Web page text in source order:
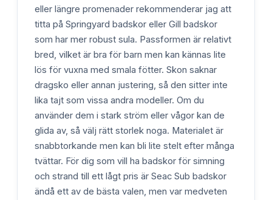
eller längre promenader rekommenderar jag att
titta på Springyard badskor eller Gill badskor
som har mer robust sula. Passformen är relativt
bred, vilket är bra för barn men kan kännas lite
lös för vuxna med smala fötter. Skon saknar
dragsko eller annan justering, så den sitter inte
lika tajt som vissa andra modeller. Om du
använder dem i stark ström eller vågor kan de
glida av, så välj rätt storlek noga. Materialet är
snabbtorkande men kan bli lite stelt efter många
tvättar. För dig som vill ha badskor för simning
och strand till ett lågt pris är Seac Sub badskor
ändå ett av de bästa valen, men var medveten